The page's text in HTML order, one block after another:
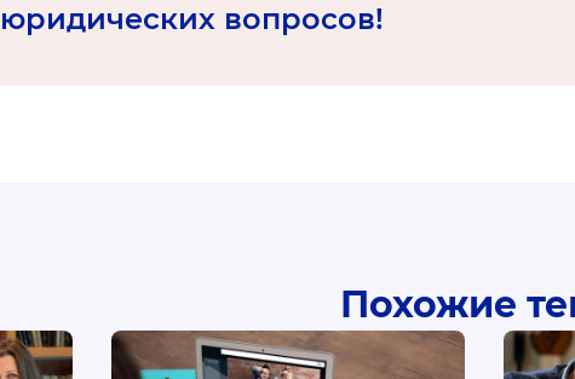
юридических вопросов!
Похожие